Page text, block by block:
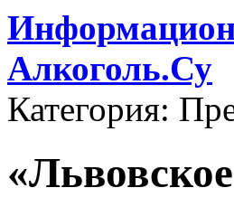
Алкоголь.Су
Категория: